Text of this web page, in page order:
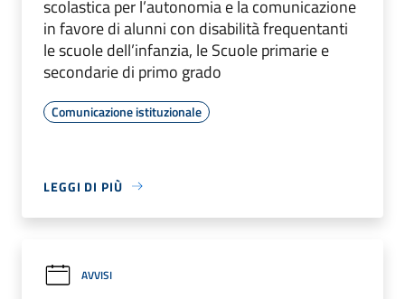
scolastica per l’autonomia e la comunicazione
in favore di alunni con disabilità frequentanti
le scuole dell’infanzia, le Scuole primarie e
secondarie di primo grado
Comunicazione istituzionale
LEGGI DI PIÙ
AVVISI